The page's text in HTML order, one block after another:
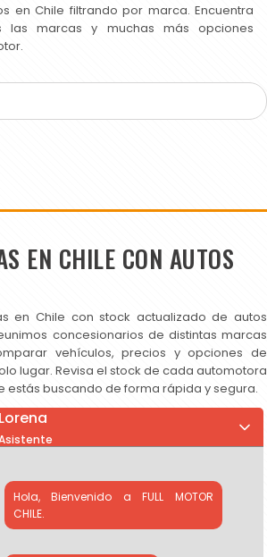
en Chile filtrando por marca. Encuentra
las marcas y muchas más opciones
EN CHILE CON AUTOS
en Chile con stock actualizado de autos
concesionarios de distintas marcas
vehículos, precios y opciones de
lugar. Revisa el stock de cada automotora
estás buscando de forma rápida y segura.
FullMotor
DE AUTOS USADOS EN
Lorena
Hola, Bienvenido a FULL MOTOR
CHILE.